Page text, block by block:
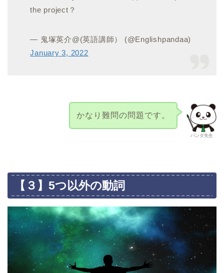
the project？
— 鬼塚英介@(英語講師） (@Englishpandaa)
January 3, 2022
パンダ先生
かなり難問の問題です。
【３】5つ以外の動詞